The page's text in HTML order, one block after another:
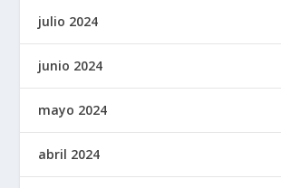
julio 2024
junio 2024
mayo 2024
abril 2024